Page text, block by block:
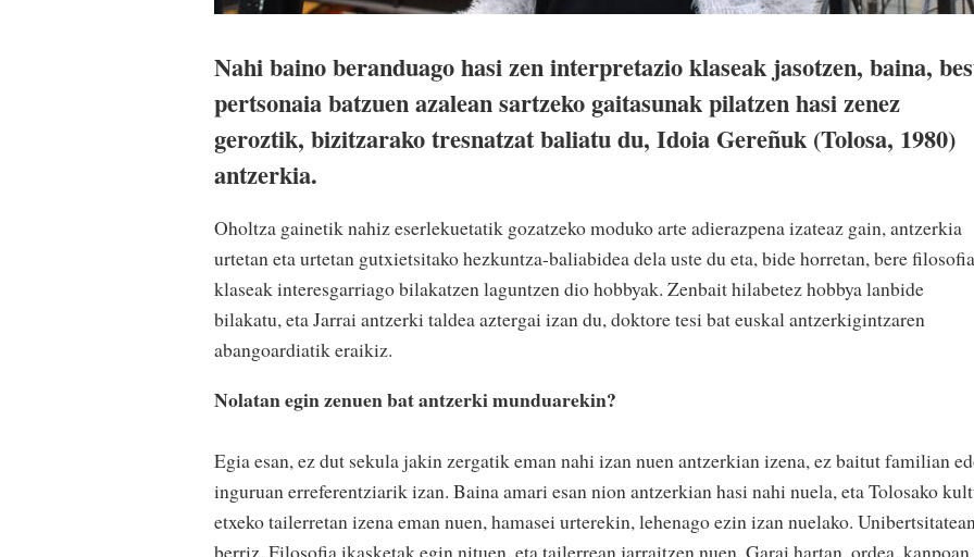
Nahi baino beranduago hasi zen interpretazio klaseak jasotzen, baina,
pertsonaia batzuen azalean sartzeko gaitasunak pilatzen hasi zenez
geroztik, bizitzarako tresnatzat baliatu du, Idoia Gereñuk (Tolosa, 1980)
antzerkia.
Oholtza gainetik nahiz eserlekuetatik gozatzeko moduko arte adierazpena izateaz gain, antzerkia
urtetan eta urtetan gutxietsitako hezkuntza-baliabidea dela uste du eta, bide horretan, bere filosofia
klaseak interesgarriago bilakatzen laguntzen dio hobbyak. Zenbait hilabetez hobbya lanbide
bilakatu, eta Jarrai antzerki taldea aztergai izan du, doktore tesi bat euskal antzerkigintzaren
abangoardiatik eraikiz.
Nolatan egin zenuen bat antzerki munduarekin?
Egia esan, ez dut sekula jakin zergatik eman nahi izan nuen antzerkian izena, ez baitut familian
inguruan erreferentziarik izan. Baina amari esan nion antzerkian hasi nahi nuela, eta Tolosako
etxeko tailerretan izena eman nuen, hamasei urterekin, lehenago ezin izan nuelako.
berriz, Filosofia ikasketak egin nituen, eta tailerrean jarraitzen nuen. Garai hartan, ordea, kanpoan